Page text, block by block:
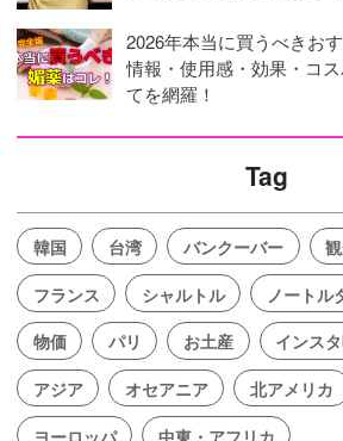
2026年本当に買うべきお
情報・使用感・効果・コ
てを網羅！
Tag
韓国 台湾 バンクーバー
フランス
シャルトル ノートル
物価
パリ お土産 インス
アジア
オセアニア 北アメリカ
ヨーロッパ
中東・アフリカ